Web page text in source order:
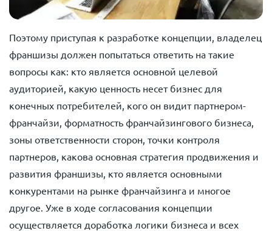
Поэтому приступая к разработке концепции, владелец
франшизы должен попытаться ответить на такие
вопросы как: кто является основной целевой
аудиторией, какую ценность несет бизнес для
конечных потребителей, кого он видит партнером-
франчайзи, форматность франчайзингового бизнеса,
зоны ответственности сторон, точки контроля
партнеров, какова основная стратегия продвижения и
развития франшизы, кто является основными
конкурентами на рынке франчайзинга и многое
другое. Уже в ходе согласования концепции
осуществляется доработка логики бизнеса и всех